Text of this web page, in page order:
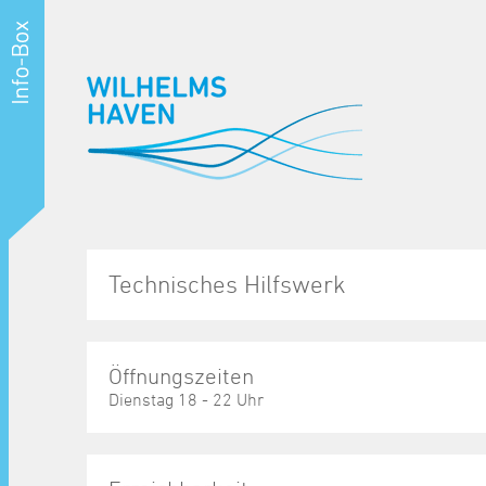
Technisches Hilfswerk
Öffnungszeiten
Dienstag 18 - 22 Uhr